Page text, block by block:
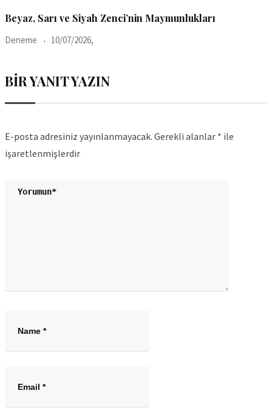
Beyaz, Sarı ve Siyah Zenci’nin Maymunlukları
Deneme 10/07/2026,
BIR YANIT YAZIN
E-posta adresiniz yayınlanmayacak. Gerekli alanlar * ile
işaretlenmişlerdir